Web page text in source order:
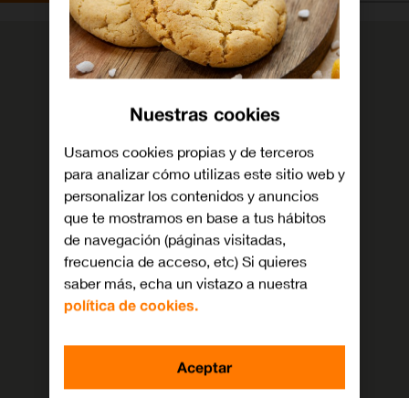
Nuestras cookies
Usamos cookies propias y de terceros
para analizar cómo utilizas este sitio web y
personalizar los contenidos y anuncios
que te mostramos en base a tus hábitos
de navegación (páginas visitadas,
frecuencia de acceso, etc) Si quieres
saber más, echa un vistazo a nuestra
política de cookies.
Aceptar